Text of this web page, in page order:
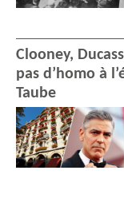
Clooney,
pas d’homo à
Taube